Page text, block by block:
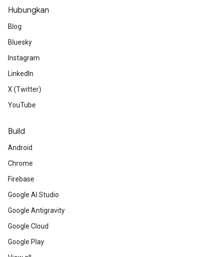
Hubungkan
Blog
Bluesky
Instagram
LinkedIn
X (Twitter)
YouTube
Build
Android
Chrome
Firebase
Google AI Studio
Google Antigravity
Google Cloud
Google Play